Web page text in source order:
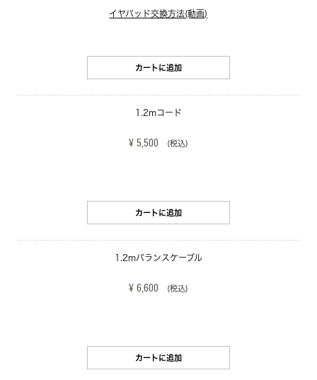
イヤパッド交換方法(動画)
カートに追加
1.2mコード
¥ 5,500 (税込)
カートに追加
1.2mバランスケーブル
¥ 6,600 (税込)
カートに追加